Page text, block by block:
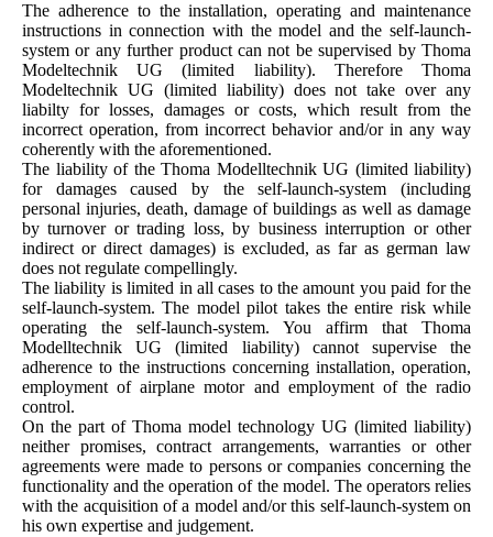
The adherence to the installation, operating and maintenance
instructions in connection with the model and the self-launch-
system or any further product can not be supervised by Thoma
Modeltechnik UG (limited liability). Therefore Thoma
Modeltechnik UG (limited liability) does not take over any
liabilty for losses, damages or costs, which result from the
incorrect operation, from incorrect behavior and/or in any way
coherently with the aforementioned.
The liability of the Thoma Modelltechnik UG (limited liability)
for damages caused by the self-launch-system (including
personal injuries, death, damage of buildings as well as damage
by turnover or trading loss, by business interruption or other
indirect or direct damages) is excluded, as far as german law
does not regulate compellingly.
The liability is limited in all cases to the amount you paid for the
self-launch-system. The model pilot takes the entire risk while
operating the self-launch-system. You affirm that Thoma
Modelltechnik UG (limited liability) cannot supervise the
adherence to the instructions concerning installation, operation,
employment of airplane motor and employment of the radio
control.
On the part of Thoma model technology UG (limited liability)
neither promises, contract arrangements, warranties or other
agreements were made to persons or companies concerning the
functionality and the operation of the model. The operators relies
with the acquisition of a model and/or this self-launch-system on
his own expertise and judgement.